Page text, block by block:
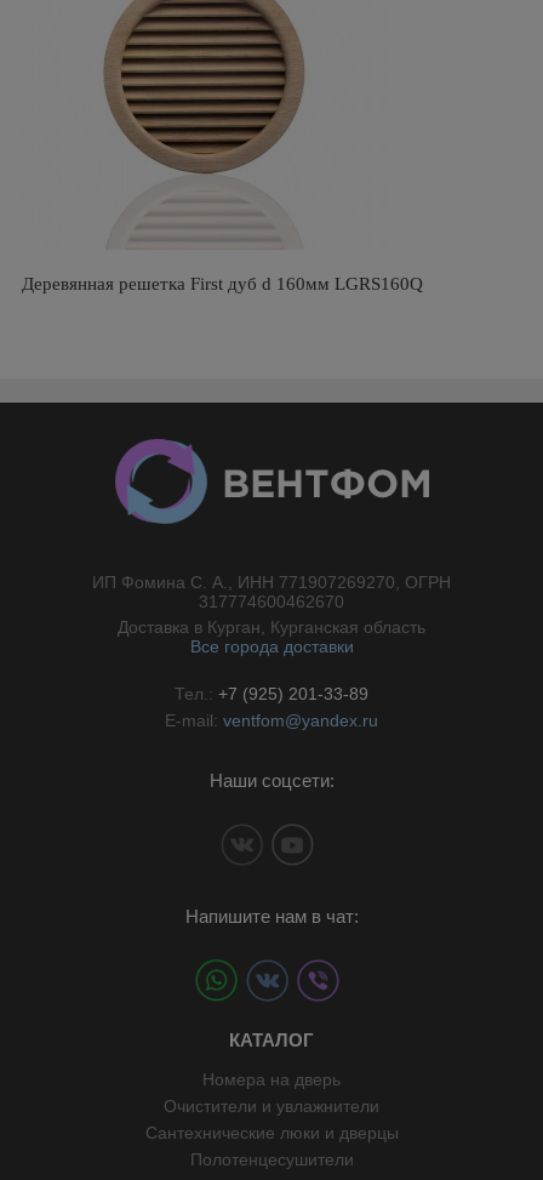
Деревянная решетка First дуб d 160мм LGRS160Q
ИП Фомина С. А., ИНН 771907269270, ОГРН
317774600462670
Доставка в Курган, Курганская область
Все города доставки
Тел.: +7 (925) 201-33-89
E-mail: ventfom@yandex.ru
Наши соцсети:
Напишите нам в чат:
КАТАЛОГ
Номера на дверь
Очистители и увлажнители
Сантехнические люки и дверцы
Полотенцесушители